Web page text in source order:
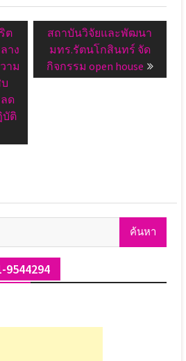
ต
าง
าม
ด
บัติ
Next
post:
สถาบันวิจัยและพัฒนา
มทร.รัตนโกสินทร์ จัด
กิจกรรม open house